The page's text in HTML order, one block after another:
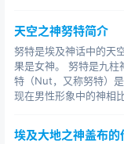
天空之神努特简介
努特是埃及神话中的天
果是女神。 努特是九柱
特（Nut，又称努特）
现在男性形象中的神相
埃及大地之神盖布的